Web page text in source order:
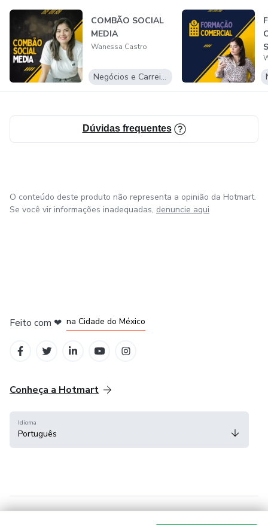
COMBÃO SOCIAL
MEDIA
Wanessa Castro
Negócios e Carreira
Dúvidas frequentes
O conteúdo deste produto não representa a opinião da Hotmart.
Se você vir informações inadequadas, denuncie aqui
Feito com ❤ na Cidade do México
Conheça a Hotmart
Idioma
Português